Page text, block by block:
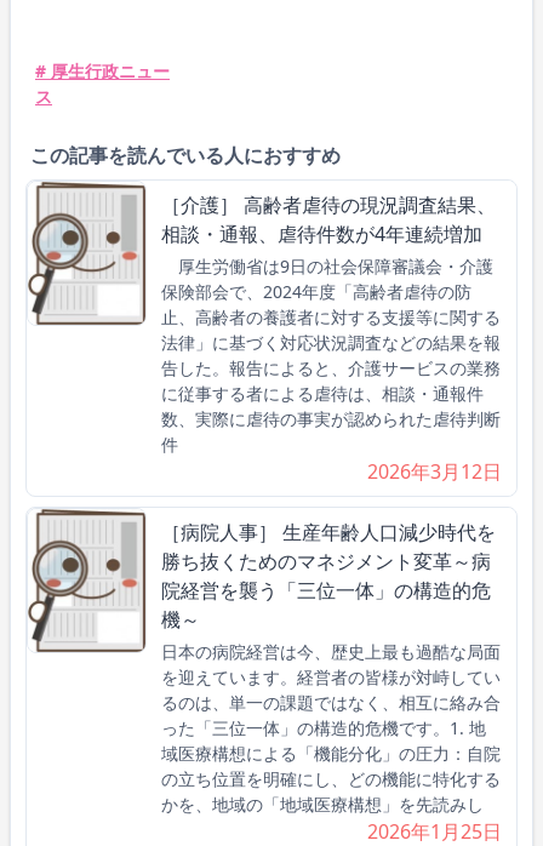
# 厚生行政ニュー
ス
この記事を読んでいる人におすすめ
［介護］ 高齢者虐待の現況調査結果、
相談・通報、虐待件数が4年連続増加
厚生労働省は9日の社会保障審議会・介護
保険部会で、2024年度「高齢者虐待の防
止、高齢者の養護者に対する支援等に関する
法律」に基づく対応状況調査などの結果を報
告した。報告によると、介護サービスの業務
に従事する者による虐待は、相談・通報件
数、実際に虐待の事実が認められた虐待判断
件
2026年3月12日
［病院人事］ 生産年齢人口減少時代を
勝ち抜くためのマネジメント変革～病
院経営を襲う「三位一体」の構造的危
機～
日本の病院経営は今、歴史上最も過酷な局面
を迎えています。経営者の皆様が対峙してい
るのは、単一の課題ではなく、相互に絡み合
った「三位一体」の構造的危機です。1. 地
域医療構想による「機能分化」の圧力：自院
の立ち位置を明確にし、どの機能に特化する
かを、地域の「地域医療構想」を先読みし
2026年1月25日